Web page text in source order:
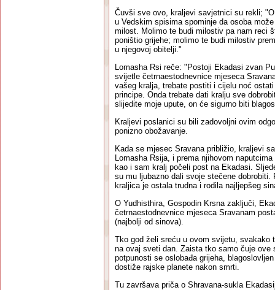
Čuvši sve ovo, kraljevi savjetnici su rekli;
u Vedskim spisima spominje da osoba
milost. Molimo te budi milostiv pa nam reci
poništio grijehe; molimo te budi milostiv
u njegovoj obitelji."
Lomasha Rsi reče: "Postoji Ekadasi zvan
svijetle četrnaestodnevnice mjeseca
vašeg kralja, trebate postiti i cijelu noć
principe. Onda trebate dati kralju sve
slijedite moje upute, on će sigurno biti
Kraljevi poslanici su bili zadovoljni ovim
ponizno obožavanje.
Kada se mjesec Sravana približio, kraljevi
Lomasha Rsija, i prema njihovom
kao i sam kralj počeli post na Ekadasi.
su mu ljubazno dali svoje stečene
kraljica je ostala trudna i rodila najljepšeg
O Yudhisthira, Gospodin Krsna zaključi,
četrnaestodnevnice mjeseca Sravanam
(najbolji od sinova).
Tko god želi sreću u ovom svijetu, svakako
na ovaj sveti dan. Zaista tko samo čuje ove
potpunosti se oslobađa grijeha,
dostiže rajske planete nakon smrti.
Tu završava priča o Shravana-sukla